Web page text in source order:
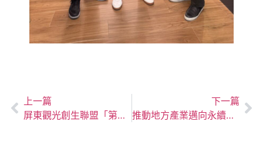
上一篇
屏東觀光創生聯盟「第二屆第二次會員大會暨觀光產業媒合推薦會」
下一篇
推動地方產業邁向永續發展與智慧升級！